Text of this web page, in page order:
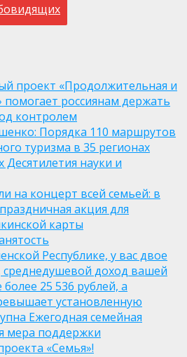
проект «Продолжительная и
помогает россиянам держать
контролем
Порядка 110 маршрутов
туризма в 35 регионах
Десятилетия науки и
на концерт всей семьей: в
акция для
карты
Республике, у вас двое
среднедушевой доход вашей
25 536 рублей, а
установленную
Ежегодная семейная
мера поддержки
«Семья»!